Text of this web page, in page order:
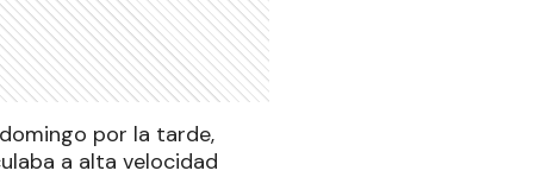
por la tarde,
a alta velocidad